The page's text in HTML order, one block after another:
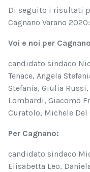
Di seguito i risultati
Cagnano Varano 2020:
Voi e noi per
candidato sindaco
Tenace, Angela
Stefania, Giulia
Lombardi, Giacomo
Curatolo, Michele Del
Per Cagnano:
candidato sindaco
Elisabetta Leo,